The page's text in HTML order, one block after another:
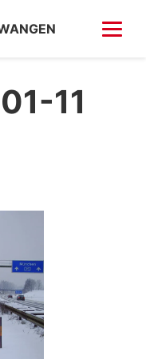
Tür
2026
11